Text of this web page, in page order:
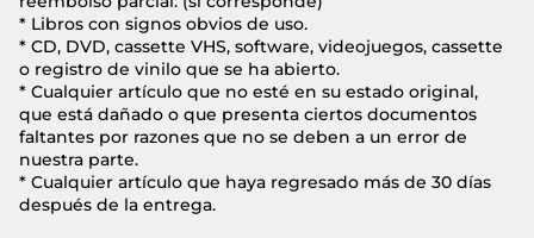
* Libros con signos obvios de uso.
* CD, DVD, cassette VHS, software, videojuegos, cassette
o registro de vinilo que se ha abierto.
* Cualquier artículo que no esté en su estado original,
que está dañado o que presenta ciertos documentos
faltantes por razones que no se deben a un error de
nuestra parte.
* Cualquier artículo que haya regresado más de 30 días
después de la entrega.